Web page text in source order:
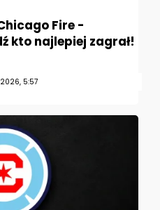
Fire -
kto najlepiej zagrał!
2026, 5:57